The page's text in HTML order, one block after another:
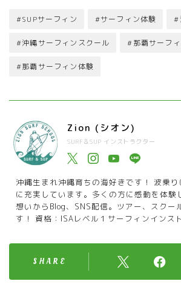
#SUPサーフィン #サーフィン体験 #
#沖縄サーフィンスクール #那覇サーフ
#那覇サーフィン体験
Zion (シオン)
SURF＆SUP インストラクター
沖縄生まれ沖縄育ちの海好きです！ 波乗
に充実しています。多くの方に感動を体験
想いからBlog、SNS配信。ツアー、スクー
す！ 資格：ISAレベル１サーフィンインス
SHARE